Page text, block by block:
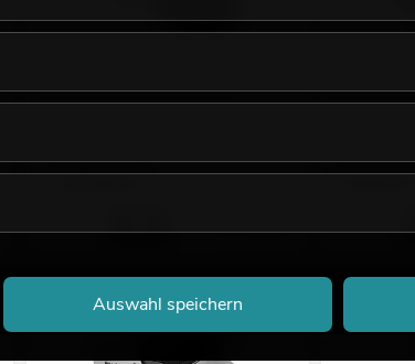
ANTARI S-500 Schneemaschine
1.599,00€
No. 51706272
EUROLITE
219,00
Auswahl speichern